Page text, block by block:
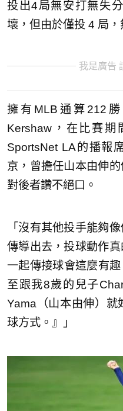
投出4局無安打無失
壞，但由於僅投 4 局，
我是廣告
擁有MLB通算212
Kershaw，在比賽
SportsNet LA的播報
京，曾擔任山本由伸
對後者讚不絕口。
「沒有其他投手能夠
傳導出去，投球動作
一起傳接球會這麼有
至跟我8歲的兒子
Yama（山本由伸）就
球方式。』」